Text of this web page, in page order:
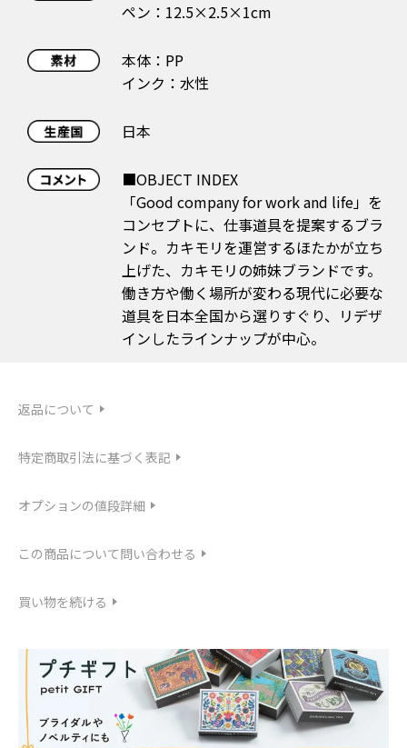
ペン：12.5×2.5×1cm
本体：PP
インク：水性
日本
■OBJECT INDEX
「Good company for work and life」を
コンセプトに、仕事道具を提案するブラ
ンド。カキモリを運営するほたかが立ち
上げた、カキモリの姉妹ブランドです。
働き方や働く場所が変わる現代に必要な
道具を日本全国から選りすぐり、リデザ
インしたラインナップが中心。
返品について
特定商取引法に基づく表記
オプションの値段詳細
この商品について問い合わせる
買い物を続ける